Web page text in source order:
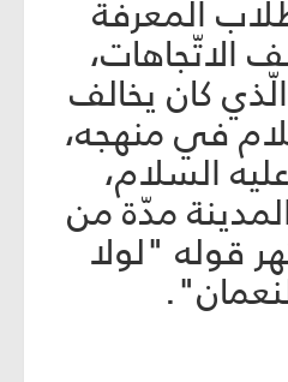
المعرفة
الاتّجاهات،
كان يخالف
في منهجه،
السلام،
مدّة من
قوله "لولا